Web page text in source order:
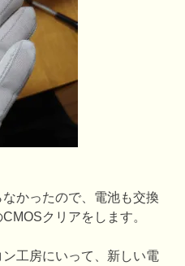
かったので、電池も交換
クリアをします。
工房にいって、新しい電